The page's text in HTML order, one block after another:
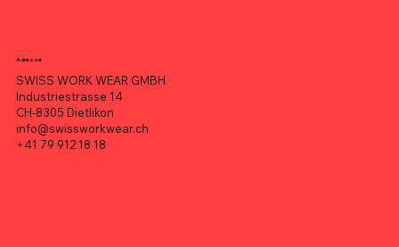
Adresse
SWISS WORK WEAR GMBH
Industriestrasse 14
CH-8305 Dietlikon
info@swissworkwear.ch
+41 79 912 18 18